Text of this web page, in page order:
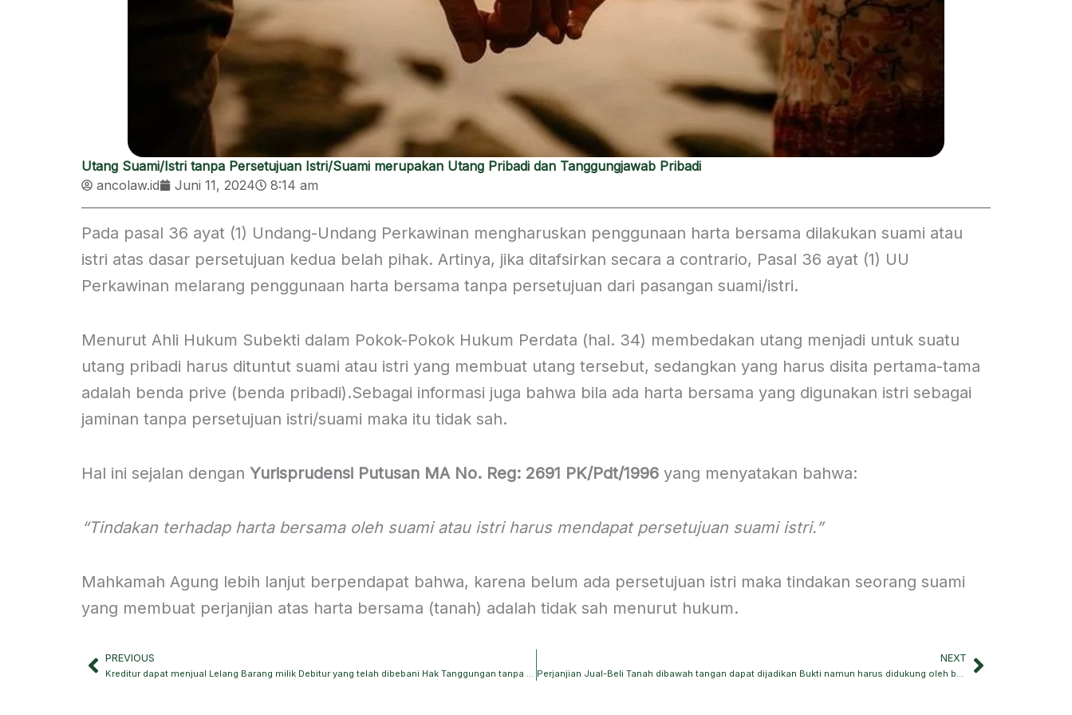
Utang Suami/Istri tanpa Persetujuan Istri/Suami merupakan Utang Pribadi dan Tanggungjawab Pribadi
ancolaw.id
Juni 11, 2024 8:14 am
Pada pasal 36 ayat (1) Undang-Undang Perkawinan mengharuskan penggunaan harta bersama dilakukan suami atau
istri atas dasar persetujuan kedua belah pihak. Artinya, jika ditafsirkan secara a contrario, Pasal 36 ayat (1) UU
Perkawinan melarang penggunaan harta bersama tanpa persetujuan dari pasangan suami/istri.
Menurut Ahli Hukum Subekti dalam Pokok-Pokok Hukum Perdata (hal. 34) membedakan utang menjadi untuk suatu
utang pribadi harus dituntut suami atau istri yang membuat utang tersebut, sedangkan yang harus disita pertama-tama
adalah benda prive (benda pribadi).Sebagai informasi juga bahwa bila ada harta bersama yang digunakan istri sebagai
jaminan tanpa persetujuan istri/suami maka itu tidak sah.
Hal ini sejalan dengan Yurisprudensi Putusan MA No. Reg: 2691 PK/Pdt/1996 yang menyatakan bahwa:
“Tindakan terhadap harta bersama oleh suami atau istri harus mendapat persetujuan suami istri.”
Mahkamah Agung lebih lanjut berpendapat bahwa, karena belum ada persetujuan istri maka tindakan seorang suami
yang membuat perjanjian atas harta bersama (tanah) adalah tidak sah menurut hukum.
Prev
PREVIOUS
Kreditur dapat menjual Lelang Barang milik Debitur yang telah dibebani Hak Tanggungan tanpa harus melalui Pengadilan
NEXT
Perjanjian Jual-Beli Tanah dibawah tangan dapat dijadikan Bukti namun harus didukung oleh bukti lainnya Next